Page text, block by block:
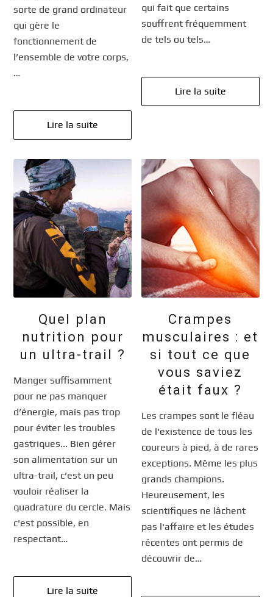
sorte de grand ordinateur
qui gère le
fonctionnement de
l’ensemble de votre corps,
…
Lire la suite
qui fait que certains
souffrent fréquemment
de tels ou tels…
Lire la suite
Quel plan
nutrition pour
un ultra-trail ?
Manger suffisamment
pour ne pas manquer
d’énergie, mais pas trop
pour éviter les troubles
gastriques... Bien gérer
son alimentation sur un
ultra-trail, c’est un peu
vouloir réaliser la
quadrature du cercle. Mais
c'est possible, en
respectant…
Lire la suite
Crampes
musculaires : et
si tout ce que
vous saviez
était faux ?
Les crampes sont le fléau
de l'existence de tous les
coureurs à pied, à de rares
exceptions. Même les plus
grands champions.
Heureusement, les
scientifiques ne lâchent
pas l'affaire et les études
récentes ont permis de
découvrir de…